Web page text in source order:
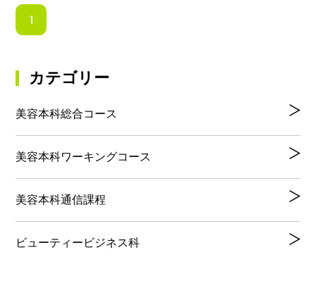
1
カテゴリー
美容本科総合コース
美容本科ワーキングコース
美容本科通信課程
ビューティービジネス科